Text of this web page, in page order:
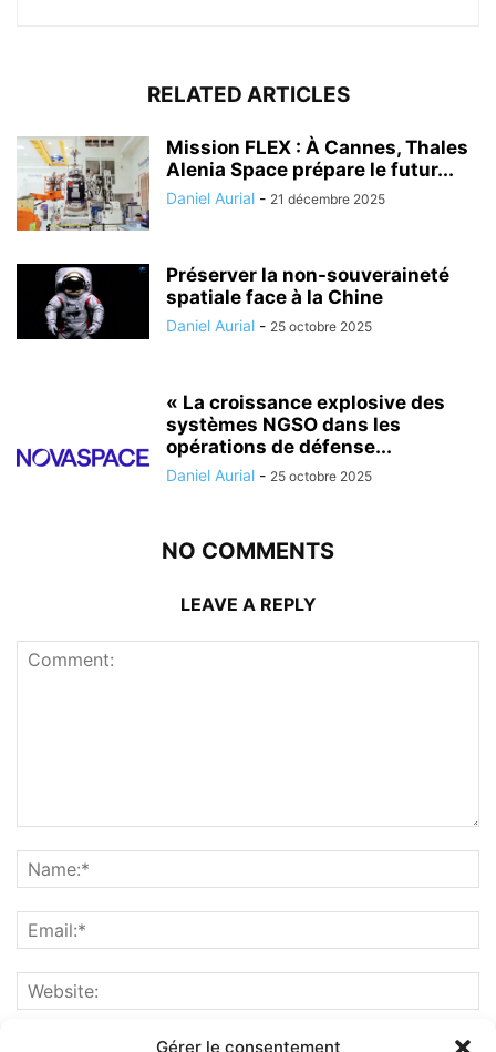
Gérer le consentement
RELATED ARTICLES
Mission FLEX : À Cannes, Thales
Alenia Space prépare le futur...
Daniel Aurial - 21 décembre 2025
Préserver la non-souveraineté
spatiale face à la Chine
Daniel Aurial - 25 octobre 2025
« La croissance explosive des
systèmes NGSO dans les
opérations de défense...
Daniel Aurial - 25 octobre 2025
NO COMMENTS
LEAVE A REPLY